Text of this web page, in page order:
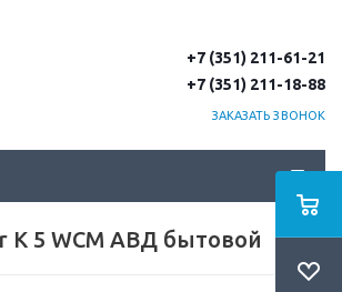
+7 (351) 211-61-21
+7 (351) 211-18-88
ЗАКАЗАТЬ ЗВОНОК
K 5 WCM АВД бытовой